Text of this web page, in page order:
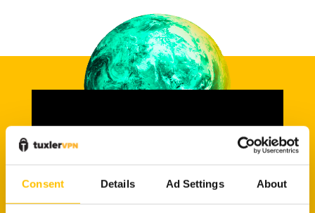
Consent Details Ad Settings About